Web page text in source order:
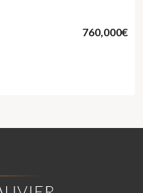
760,000€